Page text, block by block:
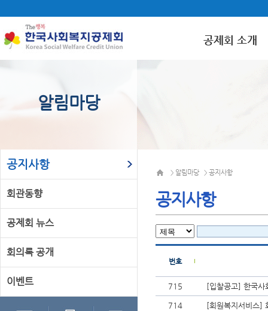
공제회 소개
알림마당
공지사항
회관동향
공제회 뉴스
회의록 공개
이벤트
> 알림마당 > 공지사항
공지사항
번호
715 [입찰공고] 한국사
714 [회원복지서비스]